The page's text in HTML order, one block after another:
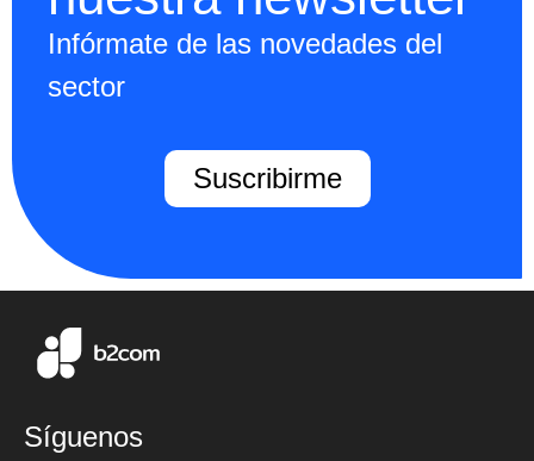
Infórmate de las novedades del
sector
Suscribirme
Síguenos